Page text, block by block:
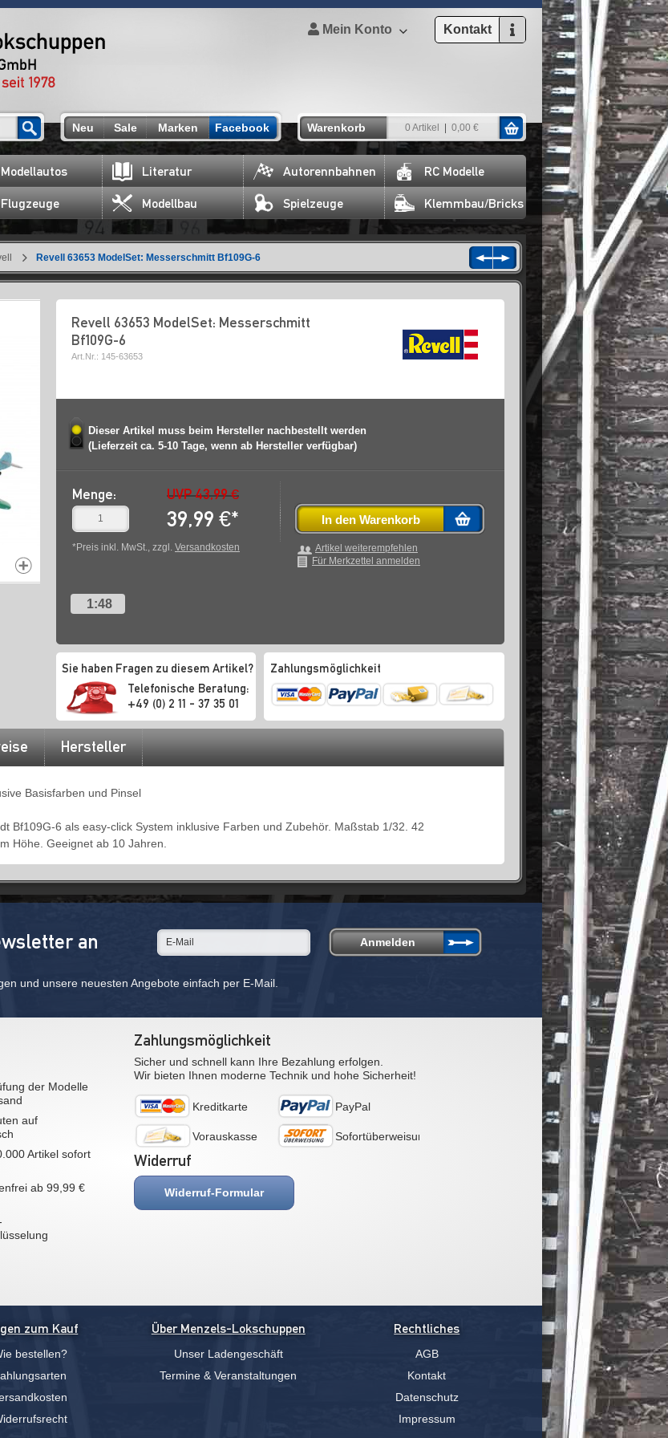
Mein Konto Kontakt
Neu Sale Marken Facebook Warenkorb 0 Artikel 0,00 €
Literatur Autorennbahnen RC Modelle
Modellbau Spielzeuge Klemmbau/Bricks
Revell 63653 ModelSet: Messerschmitt Bf109G-6
Revell 63653 ModelSet: Messerschmitt
Bf109G-6
Art.Nr.: 145-63653
Dieser Artikel muss beim Hersteller nachbestellt werden
(Lieferzeit ca. 5-10 Tage, wenn ab Hersteller verfügbar)
Menge: UVP 43,99 €
39,99 €*
*Preis inkl. MwSt., zzgl. Versandkosten
In den Warenkorb
Artikel weiterempfehlen
Für Merkzettel anmelden
1:48
Sie haben Fragen zu diesem Artikel?
Telefonische Beratung:
+49 (0) 2 11 - 37 35 01
Zahlungsmöglichkeit
Hersteller
Basisfarben und Pinsel
Bf109G-6 als easy-click System inklusive Farben und Zubehör. Maßstab 1/32. 42
Höhe. Geeignet ab 10 Jahren.
an
und unsere neuesten Angebote einfach per E-Mail.
der Modelle
auf
Artikel sofort
ab 99,99 €
Zahlungsmöglichkeit
Sicher und schnell kann Ihre Bezahlung erfolgen.
Wir bieten Ihnen moderne Technik und hohe Sicherheit!
Kreditkarte PayPal
Vorauskasse Sofortüberweisung
Widerruf
Widerruf-Formular
zum Kauf
bestellen?
Über Menzels-Lokschuppen
Unser Ladengeschäft
Termine & Veranstaltungen
Rechtliches
AGB
Kontakt
Datenschutz
Impressum